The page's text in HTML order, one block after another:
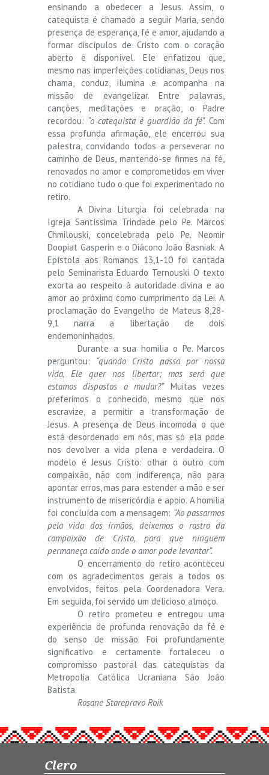
ensinando a obedecer a Jesus. Assim, o
catequista é chamado a seguir Maria, sendo
presença de esperança, fé e amor, ajudando a
formar discípulos de Cristo com o coração
aberto e disponível. Ele enfatizou que,
mesmo nas imperfeições cotidianas, Deus nos
chama, conduz, ilumina e acompanha na
missão de evangelizar. Entre palavras,
canções, meditações e oração, o Padre
recordou: “o catequista é guardião da fé”. Com
essa profunda afirmação, ele encerrou sua
palestra, convidando todos a perseverar no
caminho de Deus, mantendo-se firmes na fé,
renovados no amor e comprometidos em viver
no cotidiano tudo o que foi experimentado no
retiro.
A Divina Liturgia foi celebrada na
Igreja Santíssima Trindade pelo Pe. Marcos
Chmilouski, concelebrada pelo Pe. Neomir
Doopiat Gasperin e o Diácono João Basniak. A
Epístola aos Romanos 13,1-10 foi cantada
pelo Seminarista Eduardo Ternouski. O texto
exorta ao respeito à autoridade divina e ao
amor ao próximo como cumprimento da Lei. A
proclamação do Evangelho de Mateus 8,28-
9,1 narra a libertação de dois
endemoninhados.
Durante a sua homilia o Pe. Marcos
perguntou: “quando Cristo passa por nossa
vida, Ele quer nos libertar; mas será que
estamos dispostos a mudar?”Muitas vezes
preferimos o conhecido, mesmo que nos
escravize, a permitir a transformação de
Jesus. A presença de Deus incomoda o que
está desordenado em nós, mas só ela pode
nos devolver a vida plena e verdadeira. O
modelo é Jesus Cristo: olhar o outro com
compaixão, não com indiferença, não para
apontar erros, mas para estender a mão e ser
instrumento de misericórdia e apoio. A homilia
foi concluída com a mensagem: “Ao passarmos
pela vida dos irmãos, deixemos o rastro da
compaixão de Cristo, para que ninguém
permaneça caído onde o amor pode levantar”.
O encerramento do retiro aconteceu
com os agradecimentos gerais a todos os
envolvidos, feitos pela Coordenadora Vera.
Em seguida, foi servido um delicioso almoço.
O retiro prometeu e entregou uma
experiência de profunda renovação da fé e
do senso de missão. Foi profundamente
significativo e certamente fortaleceu o
compromisso pastoral das catequistas da
Metropolia Católica Ucraniana São João
Batista.
Rosane Starepravo Roik
Clero